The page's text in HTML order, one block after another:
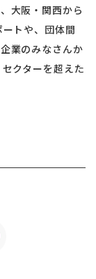
大阪・関西から
トや、団体間
業のみなさんか
クターを超えた